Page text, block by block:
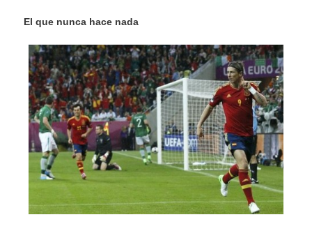
El que nunca hace nada